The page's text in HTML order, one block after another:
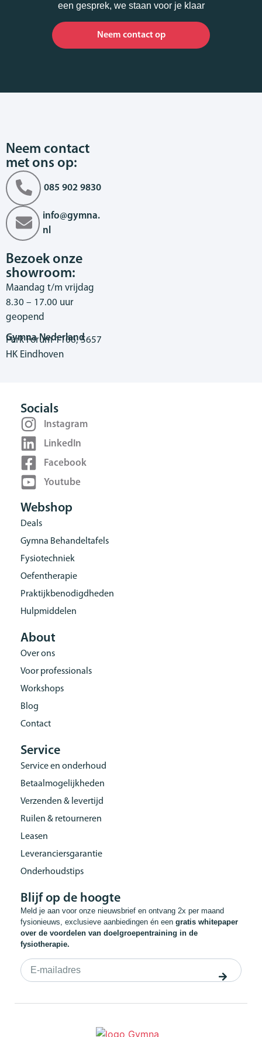
een gesprek, we staan voor je klaar
Neem contact op
Neem contact
met ons op:
085 902 9830
info@gymna.
nl
Bezoek onze
showroom:
Maandag t/m vrijdag
8.30 – 17.00 uur
geopend
Gymna Nederland
Park Forum 1106, 5657
HK Eindhoven
Socials
Instagram
LinkedIn
Facebook
Youtube
Webshop
Deals
Gymna Behandeltafels
Fysiotechniek
Oefentherapie
Praktijkbenodigdheden
Hulpmiddelen
About
Over ons
Voor professionals
Workshops
Blog
Contact
Service
Service en onderhoud
Betaalmogelijkheden
Verzenden & levertijd
Ruilen & retourneren
Leasen
Leveranciersgarantie
Onderhoudstips
Blijf op de hoogte
Meld je aan voor onze nieuwsbrief en ontvang 2x per maand
fysionieuws, exclusieve aanbiedingen én een gratis whitepaper
over de voordelen van doelgroepentraining in de
fysiotherapie.